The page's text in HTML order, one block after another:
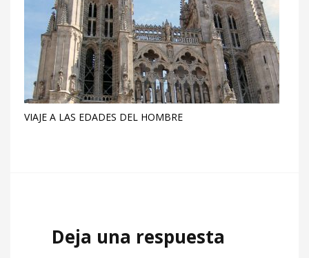
VIAJE A LAS EDADES DEL HOMBRE
Deja una respuesta